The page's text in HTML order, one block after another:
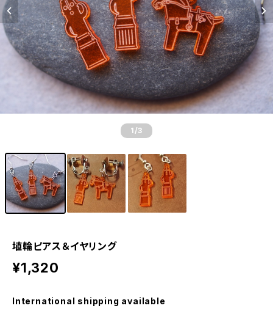
1 /3
埴輪ピアス＆イヤリング
¥1,320
International shipping available